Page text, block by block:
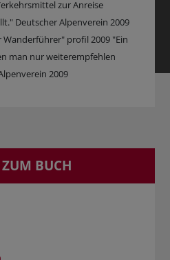
zur Anreise
Deutscher Alpenverein 2009
profil 2009 "Ein
man nur weiterempfehlen
2009
BUCH